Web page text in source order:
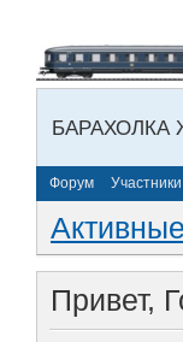
БАРАХОЛКА
Форум Участники
Привет,